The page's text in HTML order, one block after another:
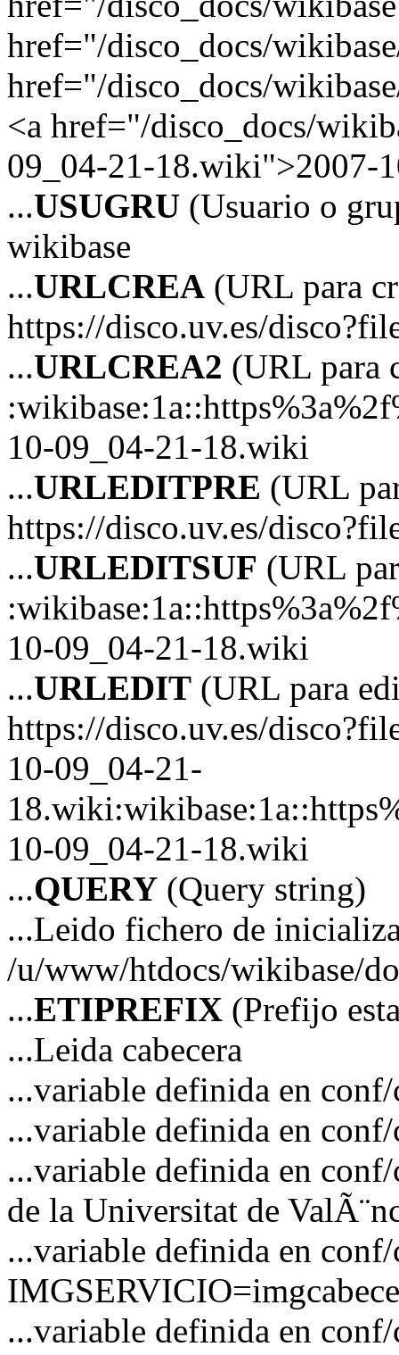
href="/disco_docs/
href="/disco_docs/
<a href="/disco_docs/
09_04-21-18.wiki">2007-
...USUGRU (Usuario o
wikibase
...URLCREA (URL para
https://disco.uv.es/
...URLCREA2 (URL para
10-09_04-21-18.wiki
...URLEDITPRE (URL
https://disco.uv.es/
...URLEDITSUF (URL
10-09_04-21-18.wiki
...URLEDIT (URL para
https://disco.uv.es/
10-09_04-21-
10-09_04-21-18.wiki
...QUERY (Query string)
...Leido fichero de
/u/www/htdocs/wikibase/
...ETIPREFIX (Prefijo
...Leida cabecera
...variable definida en
...variable definida en
...variable definida en
de la Universitat de
...variable definida en
...variable definida en